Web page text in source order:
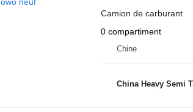
Camion de carburant
0 compartiment
Chine
China Heavy Semi